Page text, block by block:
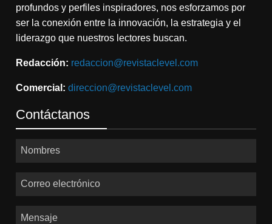
profundos y perfiles inspiradores, nos esforzamos por
ser la conexión entre la innovación, la estrategia y el
liderazgo que nuestros lectores buscan.
Redacción: redaccion@revistaclevel.com
Comercial: direccion@revistaclevel.com
Contáctanos
Nombres
Correo electrónico
Mensaje